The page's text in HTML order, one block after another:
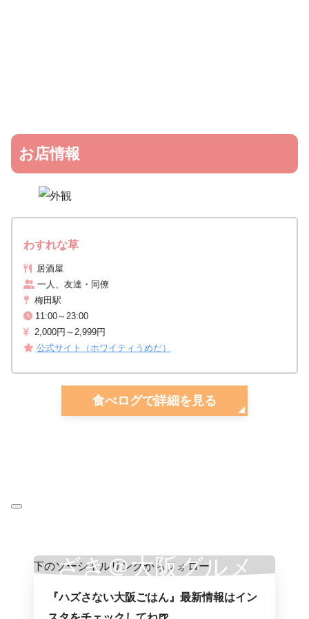
お店情報
わすれな草
居酒屋
一人、友達・同僚
梅田駅
11:00～23:00
2,000円～2,999円
公式サイト（ホワイティうめだ）
食べログで詳細を見る
ざき＠大阪グルメ
『ハズさない大阪ごはん』最新情報はイン